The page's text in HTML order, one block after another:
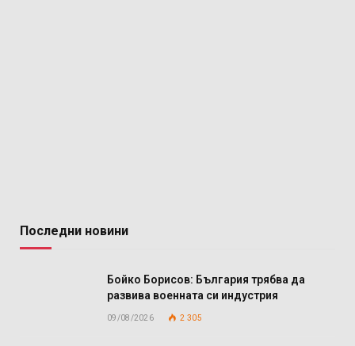
Последни новини
Бойко Борисов: България трябва да
развива военната си индустрия
09/08/2026 2 305